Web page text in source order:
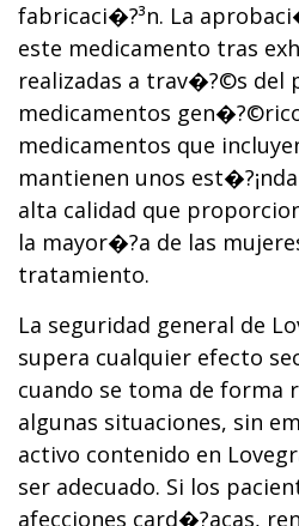
fabricaci�?³n. La
este medicamento tras
realizadas a trav�?©s del
medicamentos
medicamentos que
mantienen unos
alta calidad que
la mayor�?­a de las
tratamiento.
La seguridad general de
supera cualquier efecto
cuando se toma de forma
algunas situaciones, sin
activo contenido en
ser adecuado. Si los
afecciones card�?­acas,